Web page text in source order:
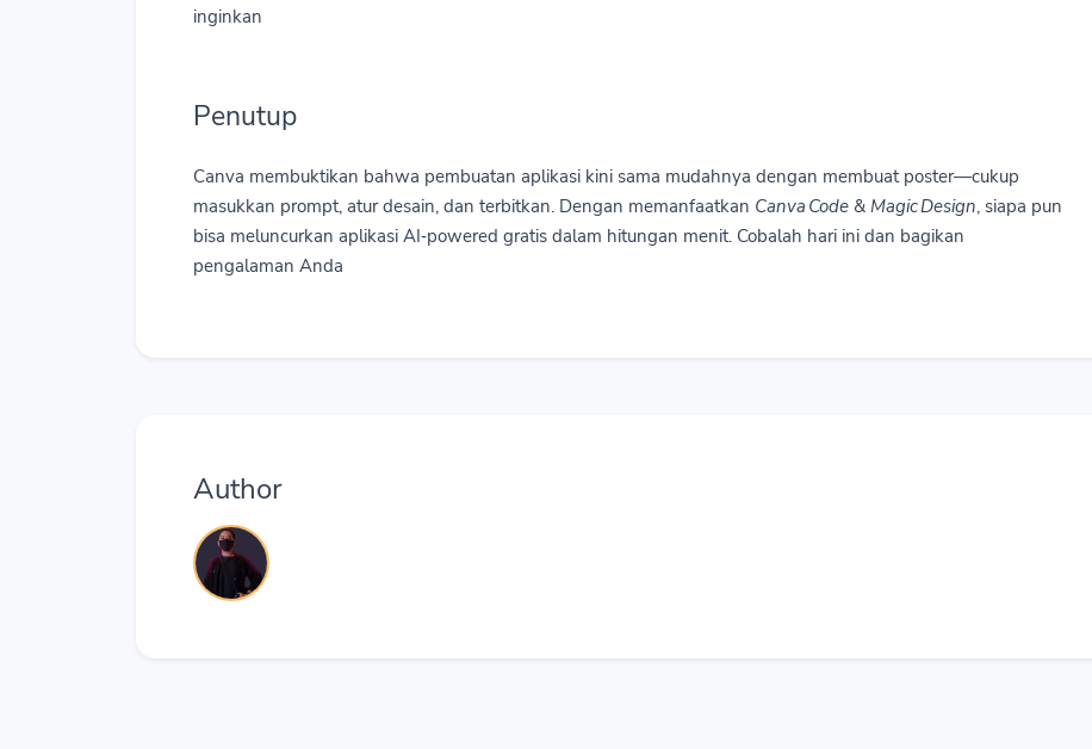
inginkan
Penutup
Canva membuktikan bahwa pembuatan aplikasi kini sama mudahnya dengan membuat poster—cukup
masukkan prompt, atur desain, dan terbitkan. Dengan memanfaatkan Canva Code & Magic Design, siapa pun
bisa meluncurkan aplikasi AI‑powered gratis dalam hitungan menit. Cobalah hari ini dan bagikan
pengalaman Anda
Author